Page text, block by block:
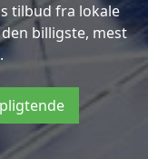
tilbud fra lokale
billigste, mest